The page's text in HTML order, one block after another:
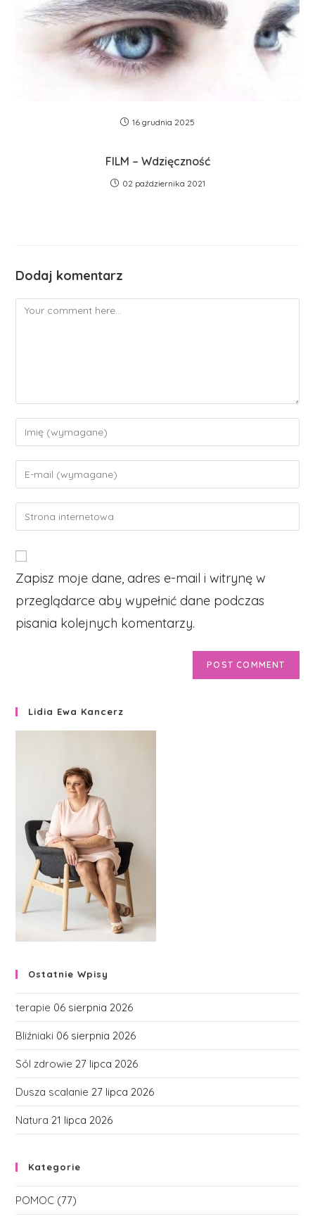
16 grudnia 2025
FILM – Wdzięczność
02 października 2021
Dodaj komentarz
Comment
your
name
comment
your
email
address
your
URL
(optional)
Zapisz moje dane, adres e-mail i witrynę w
przeglądarce aby wypełnić dane podczas
pisania kolejnych komentarzy.
Lidia Ewa Kancerz
Ostatnie Wpisy
terapie 06 sierpnia 2026
Bliźniaki 06 sierpnia 2026
Sól zdrowie 27 lipca 2026
Dusza scalanie 27 lipca 2026
Natura 21 lipca 2026
Kategorie
POMOC (77)